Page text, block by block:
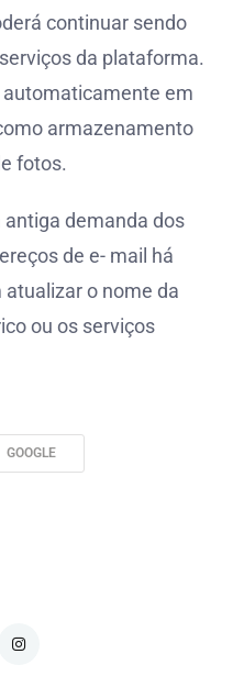
continuar sendo
da plataforma.
em
armazenamento
fotos.
demanda dos
de e- mail há
o nome da
ou os serviços
GOOGLE